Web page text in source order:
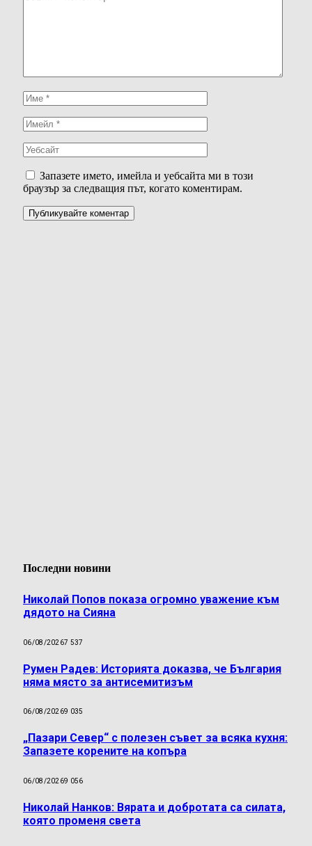
Запазете името, имейла и уебсайта ми в този
браузър за следващия път, когато коментирам.
Последни новини
Николай Попов показа огромно уважение към
дядото на Сияна
06/08/20267 537
Румен Радев: Историята доказва, че България
няма място за антисемитизъм
06/08/20269 035
„Пазари Север“ с полезен съвет за всяка кухня:
Запазете корените на копъра
06/08/20269 056
Николай Нанков: Вярата и добротата са силата,
която променя света